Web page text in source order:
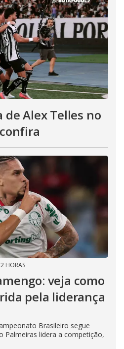
de Alex Telles no
HORAS
veja como
pela liderança
Brasileiro segue
Palmeiras lidera a competição,